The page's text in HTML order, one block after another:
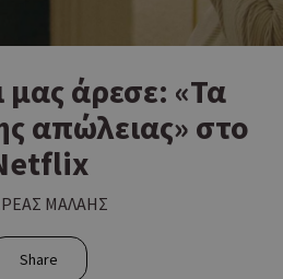
μας άρεσε: «Τα
απώλειας» στο
ΜΑΛΑΗΣ
Share